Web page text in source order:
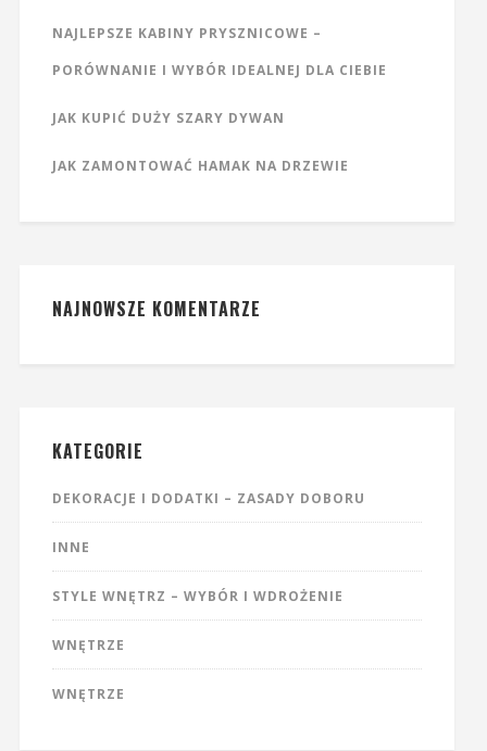
NAJLEPSZE KABINY PRYSZNICOWE –
PORÓWNANIE I WYBÓR IDEALNEJ DLA CIEBIE
JAK KUPIĆ DUŻY SZARY DYWAN
JAK ZAMONTOWAĆ HAMAK NA DRZEWIE
NAJNOWSZE KOMENTARZE
KATEGORIE
DEKORACJE I DODATKI – ZASADY DOBORU
INNE
STYLE WNĘTRZ – WYBÓR I WDROŻENIE
WNĘTRZE
WNĘTRZE